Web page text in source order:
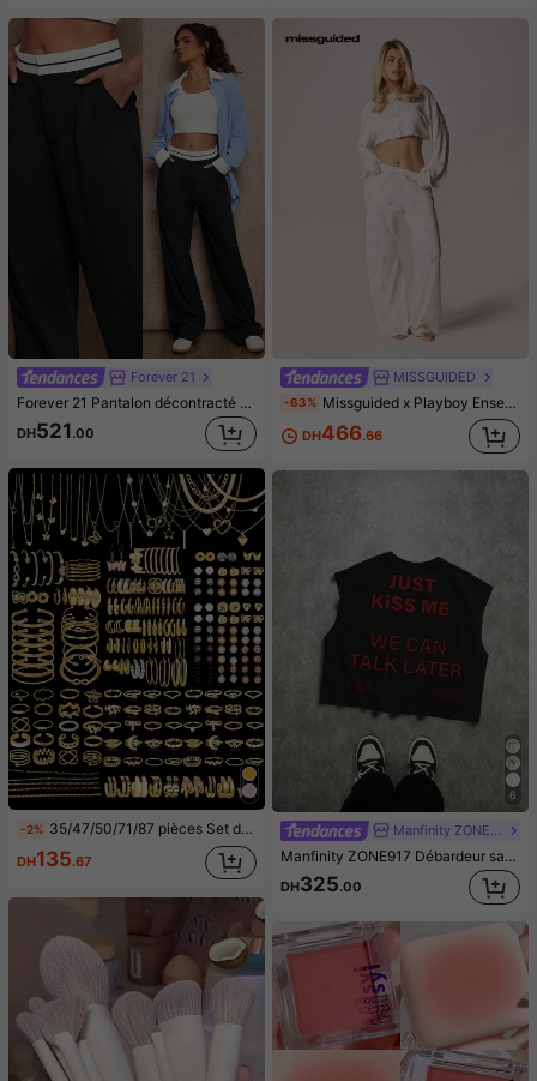
Forever 21
Forever 21 Pantalon décontracté simple à patchwork de poche de couleur unie pour femmes
DH521.00
-2% 35/47/50/71/87 pièces Set de bijoux style bohème, comprenant des boucles d'oreilles, colliers, bagues, bracelets avec motifs cœur, torsadé, papillon, géométrique, vague. Ensemble d'accessoires polyvalents pour femmes, styles aléatoires
DH135.67
MISSGUIDED
-63% Missguided x Playboy Ensemble de pyjama imprimé avec haut court à manches longues et boutons devant, assorti à un pantalon ample de détente. Vêtements de nuit confortables.
DH466.66
6
Manfinity ZONE917
Manfinity ZONE917 Débardeur sans manches imprimé slogan pour hommes, débardeur noir court et oversize, vacances
DH325.00